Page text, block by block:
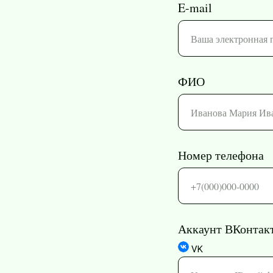
E-mail
ФИО
Номер телефона
Аккаунт
VK